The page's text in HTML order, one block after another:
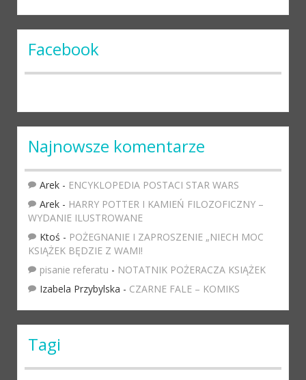
Facebook
Najnowsze komentarze
Arek - ENCYKLOPEDIA POSTACI STAR WARS
Arek - HARRY POTTER I KAMIEŃ FILOZOFICZNY –
WYDANIE ILUSTROWANE
Ktoś - POŻEGNANIE I ZAPROSZENIE „NIECH MOC
KSIĄŻEK BĘDZIE Z WAMI!
pisanie referatu - NOTATNIK POŻERACZA KSIĄŻEK
Izabela Przybylska - CZARNE FALE – KOMIKS
Tagi